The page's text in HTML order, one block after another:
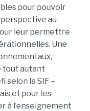
pour pouvoir
perspective au
leur permettre
Une
tout autant
selon la SIF –
et pour les
à l’enseignement